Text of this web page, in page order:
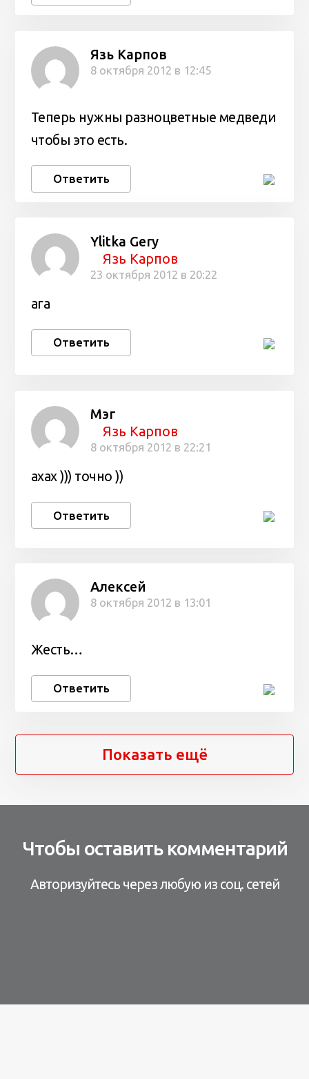
Язь Карпов
8 октября 2012 в 12:45
Теперь нужны разноцветные медведи
чтобы это есть.
Ответить
Ylitka Gery
Язь Карпов
23 октября 2012 в 20:22
ага
Ответить
Мэг
Язь Карпов
8 октября 2012 в 22:21
axax ))) точно ))
Ответить
Алексей
8 октября 2012 в 13:01
Жесть…
Ответить
Показать ещё
Чтобы оставить комментарий
Авторизуйтесь через любую из соц. сетей